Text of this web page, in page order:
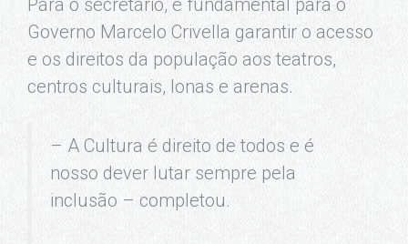
Governo Marcelo Crivella garantir o acesso
e os direitos da população aos teatros,
centros culturais, lonas e arenas.
– A Cultura é direito de todos e é
nosso dever lutar sempre pela
inclusão – completou.